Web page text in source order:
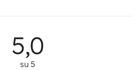
5,0
su 5